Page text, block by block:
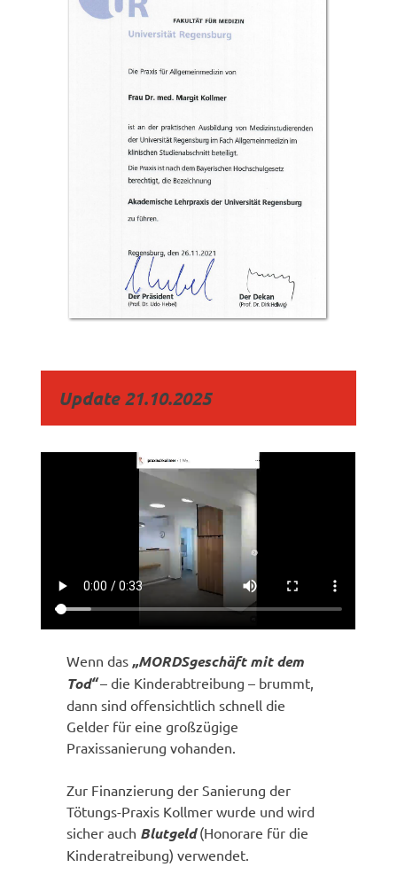
Update 21.10.2025
Wenn das „MORDSgeschäft mit dem
Tod“– die Kinderabtreibung – brummt,
dann sind offensichtlich schnell die
Gelder für eine großzügige
Praxissanierung vohanden.
Zur Finanzierung der Sanierung der
Tötungs-Praxis Kollmer wurde und wird
sicher auch Blutgeld(Honorare für die
Kinderatreibung) verwendet.